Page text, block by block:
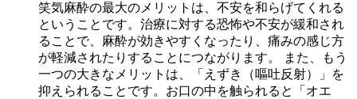
笑気麻酔の最大のメリットは、不安を和らげてくれる
ということです。治療に対する恐怖や不安が緩和され
ることで、麻酔が効きやすくなったり、痛みの感じ方
が軽減されたりすることにつながります。 また、もう
一つの大きなメリットは、「えずき（嘔吐反射）」を
抑えられることです。お口の中を触られると「オエ